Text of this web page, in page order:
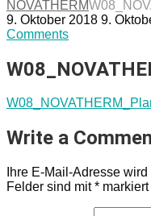
NOVATHERM
9. Oktober 2018 9.
Comments
Write a
Ihre E-Mail-Adresse
Felder sind mit* markiert